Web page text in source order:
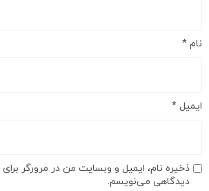
نام *
ایمیل *
ذخیره نام، ایمیل و وبسایت من در مرورگر برای
دیدگاهی می‌نویسم.